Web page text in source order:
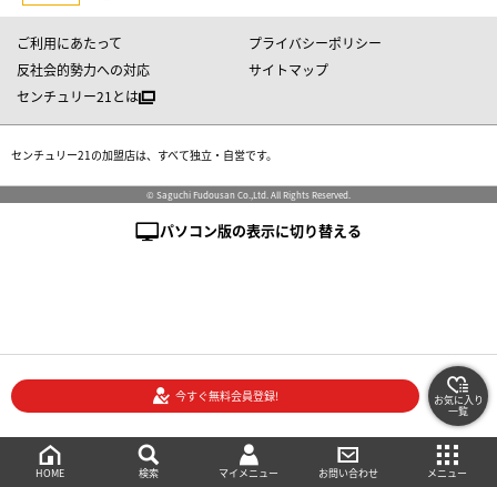
ご利用にあたって
プライバシーポリシー
反社会的勢力への対応
サイトマップ
センチュリー21とは
センチュリー21の加盟店は、すべて独立・自営です。
© Saguchi Fudousan Co.,Ltd. All Rights Reserved.
パソコン版の表示に切り替える
HOME 検索 マイメニュー お問い合わせ メニュー
今すぐ無料会員登録! お気に入り
一覧
絞り込み検索
メニュー
ご相談・お問い合わせ